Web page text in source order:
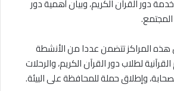
دور القرآن الكريم، وبيان أهمية دور
هذه المراكز تتضمن عددا من الأنشطة
لطلاب دور القرآن الكريم، والرحلات
وإطلاق حملة للمحافظة على البيئة.